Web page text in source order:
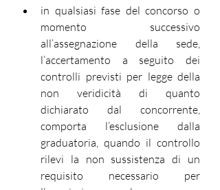
in qualsiasi fase del concorso o
momento successivo
all’assegnazione della sede,
l’accertamento a seguito dei
controlli previsti per legge della
non veridicità di quanto
dichiarato dal concorrente,
comporta l’esclusione dalla
graduatoria, quando il controllo
rilevi la non sussistenza di un
requisito necessario per